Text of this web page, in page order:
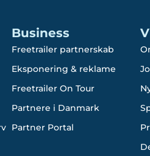
Business
Freetrailer partnerskab
Eksponering & reklame
Freetrailer On Tour
Partnere i Danmark
Partner Portal